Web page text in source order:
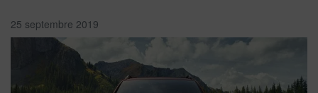
25 septembre 2019